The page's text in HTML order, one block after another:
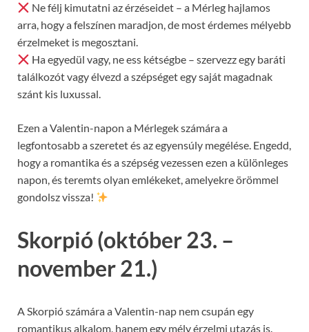
Ne félj kimutatni az érzéseidet – a Mérleg hajlamos
arra, hogy a felszínen maradjon, de most érdemes mélyebb
érzelmeket is megosztani.
Ha egyedül vagy, ne ess kétségbe – szervezz egy baráti
találkozót vagy élvezd a szépséget egy saját magadnak
szánt kis luxussal.
Ezen a Valentin-napon a Mérlegek számára a
legfontosabb a szeretet és az egyensúly megélése. Engedd,
hogy a romantika és a szépség vezessen ezen a különleges
napon, és teremts olyan emlékeket, amelyekre örömmel
gondolsz vissza!
Skorpió (október 23. –
november 21.)
A Skorpió számára a Valentin-nap nem csupán egy
romantikus alkalom, hanem egy mély érzelmi utazás is.